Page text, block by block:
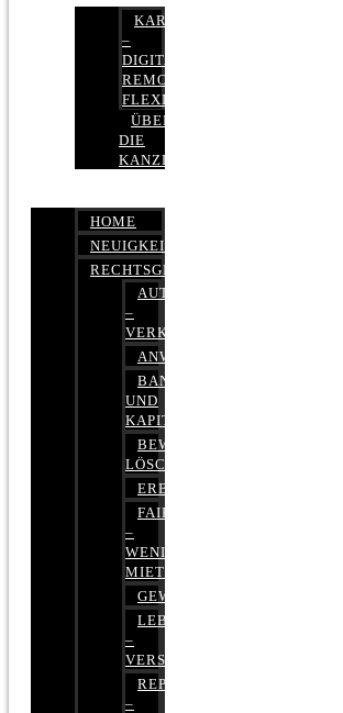
KARRIERE
–
DIGITAL,
REMOTE,
FLEXIBEL
ÜBER
DIE
KANZLEI
HOME
NEUIGKEITEN
RECHTSGEBIETE
AUTOBETRUG
–
VERKEHRSRECHT
ANWALTSHAFTUNGSRECHT
BANK-
UND
KAPITALMARKTRECHT
BEWERTUNGEN
LÖSCHEN
ERBRECHT
FAIRMIETEN
–
WENIGER
MIETE
GEWERBERECHT
LEBENSVERSICHERUNG
–
VERSICHERUNGSRECHT
REPUTATIONSRECHT
–